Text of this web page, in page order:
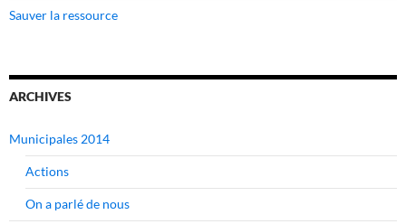
Sauver la ressource
ARCHIVES
Municipales 2014
Actions
On a parlé de nous